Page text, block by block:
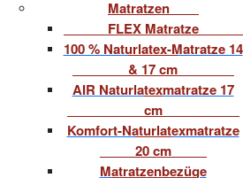
Matratzen
FLEX Matratze
100 % Naturlatex-Matratze 14
& 17 cm
AIR Naturlatexmatratze 17
cm
Komfort-Naturlatexmatratze
20 cm
Matratzenbezüge